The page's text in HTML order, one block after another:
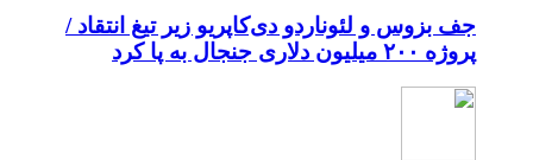
جف بزوس و لئوناردو دی‌کاپریو زیر تیغ انتقاد /
پروژه ۲۰۰ میلیون دلاری جنجال به پا کرد